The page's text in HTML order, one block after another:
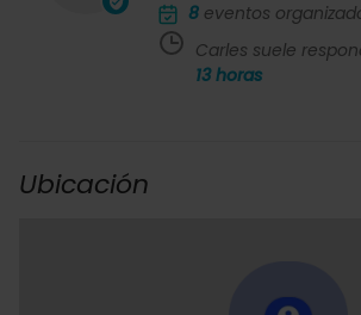
8 eventos
Carles suele
13 horas
Ubicación